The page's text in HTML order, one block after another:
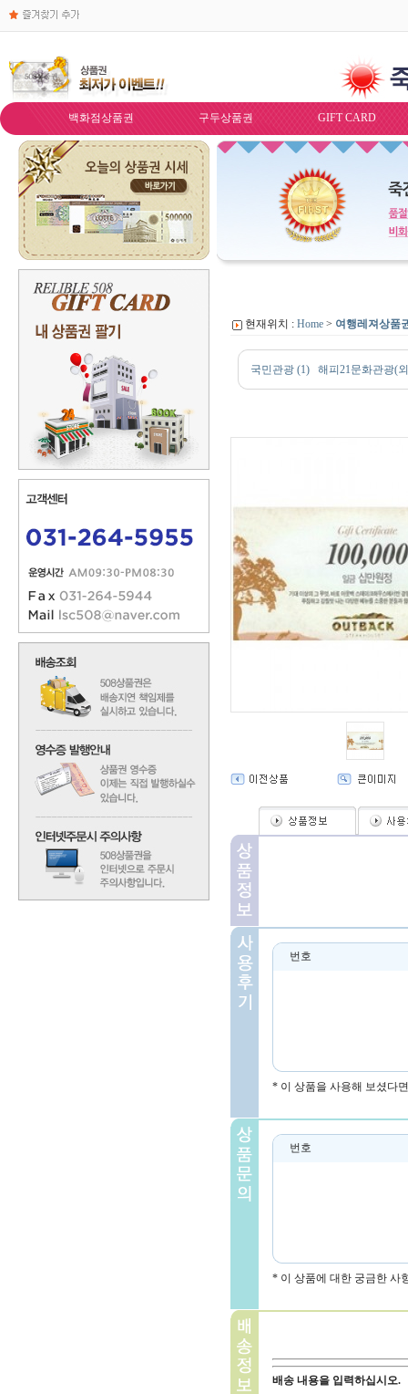
백화점상품권 구두상품권 GIFT CARD
현재위치 : Home > 여행레져상품
국민관광 (1) 해피21문화관광(
번호
* 이 상품을 사용해 보셨다
번호
* 이 상품에 대한 궁금한 사
배송 내용을 입력하십시오.